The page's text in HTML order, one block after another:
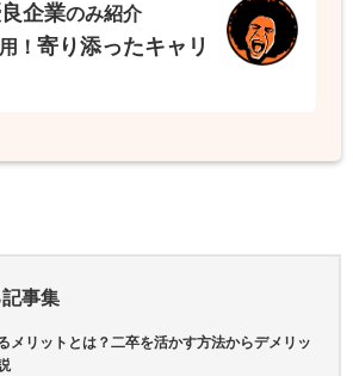
企業のみ紹介
！ 寄り添ったキャリ
事集
メリットとは？二卒を活かす方法からデメリッ